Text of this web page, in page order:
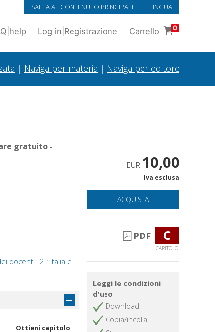
SALTA AL CONTENUTO PRINCIPALE LINGUA
help Log in Registrazione Carrello 0
| Naviga per materia | Naviga per editore
gratuito -
docenti L2 : Italia e
Ottieni capitolo
EUR 10,00
Iva esclusa
ACQUISTA
PDF C
CAPITOLO
Leggi le condizioni
d'uso
Download
Copia/incolla